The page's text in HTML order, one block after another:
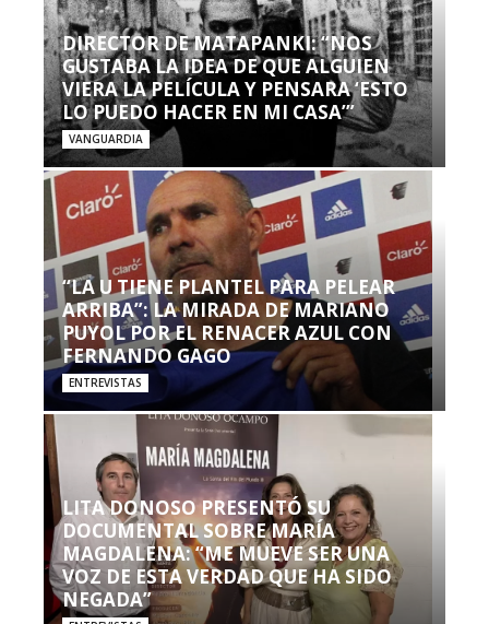
DIRECTOR DE MATAPANKI: “NOS
GUSTABA LA IDEA DE QUE ALGUIEN
VIERA LA PELÍCULA Y PENSARA ‘ESTO
LO PUEDO HACER EN MI CASA’”
VANGUARDIA
“LA U TIENE PLANTEL PARA PELEAR
ARRIBA”: LA MIRADA DE MARIANO
PUYOL POR EL RENACER AZUL CON
FERNANDO GAGO
ENTREVISTAS
LITA DONOSO PRESENTÓ SU
DOCUMENTAL SOBRE MARÍA
MAGDALENA: “ME MUEVE SER UNA
VOZ DE ESTA VERDAD QUE HA SIDO
NEGADA”